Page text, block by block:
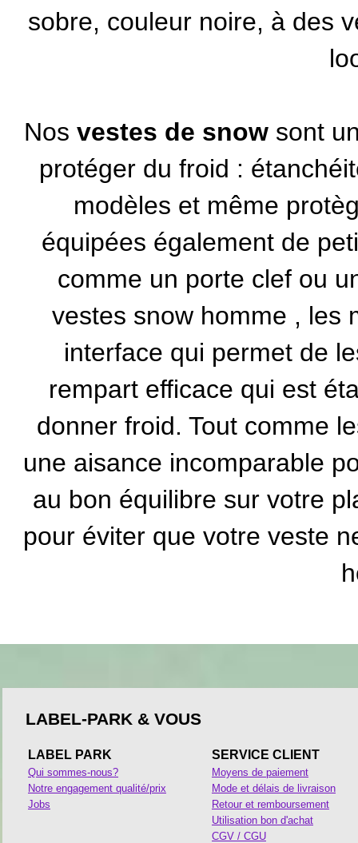
sobre, couleur noire, à des
Nos vestes de snow sont
protéger du froid :
modèles et même
équipées également de
comme un porte clef ou
vestes snow homme , les
interface qui permet de
rempart efficace qui est
donner froid. Tout comme
une aisance incomparable
au bon équilibre sur votre
pour éviter que votre veste
LABEL-PARK & VOUS
LABEL PARK
Qui sommes-nous?
Notre engagement qualité/prix
Jobs
SERVICE CLIENT
Moyens de paiement
Mode et délais de livraison
Retour et remboursement
Utilisation bon d'achat
CGV / CGU